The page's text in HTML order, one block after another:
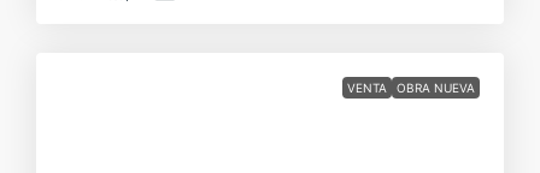
VENTA OBRA NUEVA